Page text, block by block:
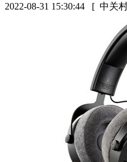
2022-08-31 15:30:44 [ 中关